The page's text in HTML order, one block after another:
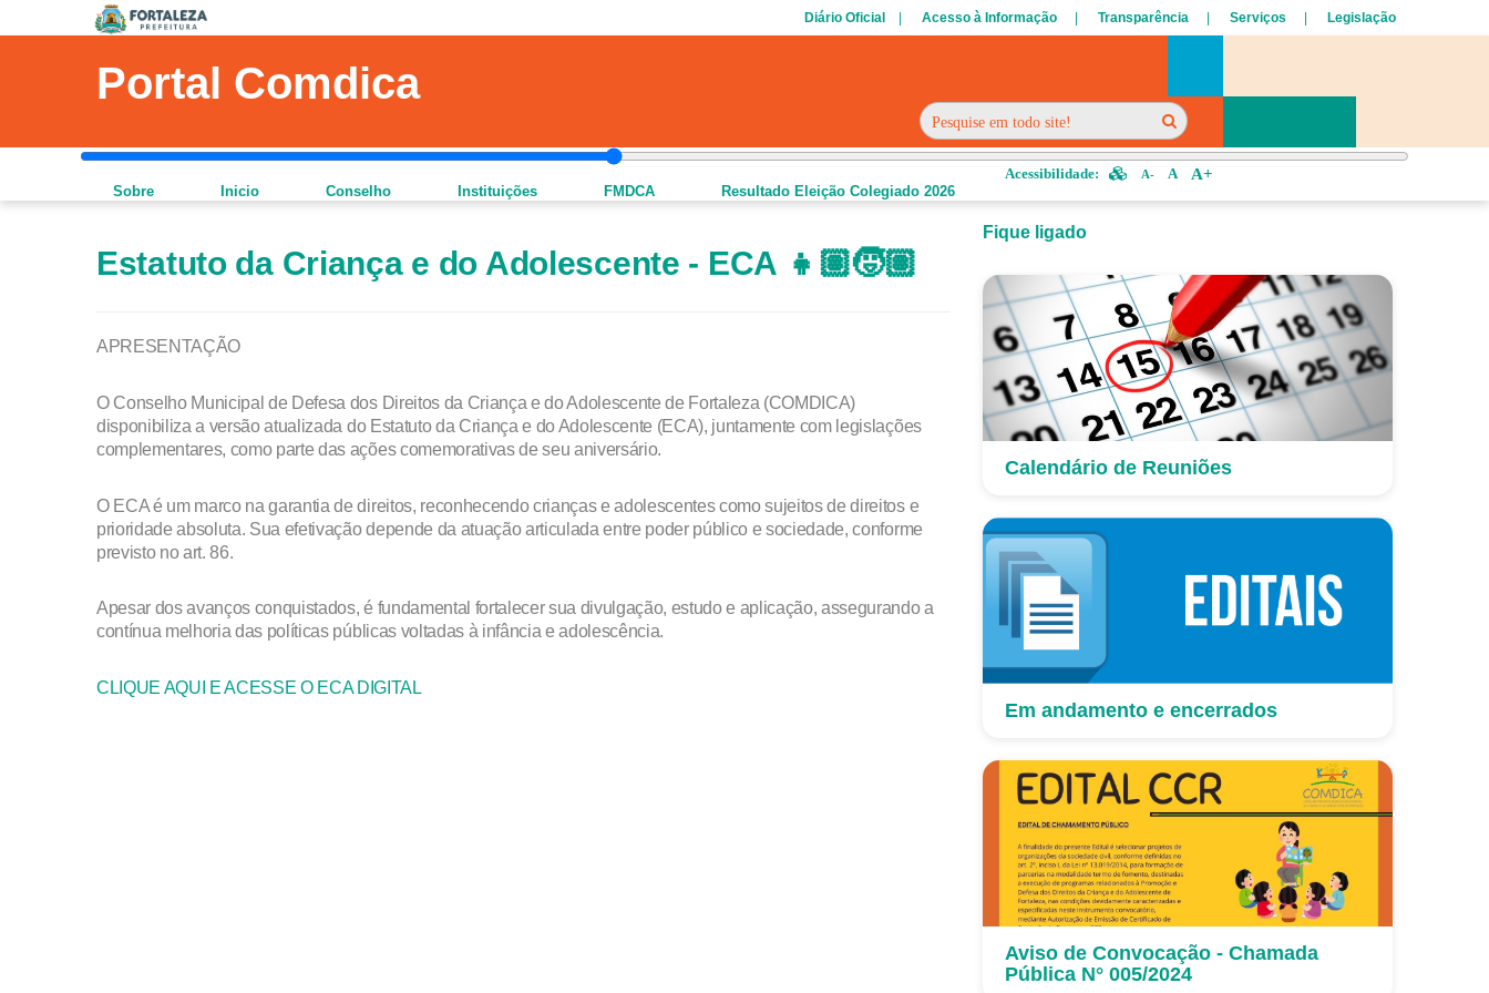
Diário Oficial Acesso à Informação Transparência Serviços Legislação
Portal Comdica
Acessibilidade: A- A A+
Sobre Inicio Conselho Instituições FMDCA Resultado Eleição Colegiado 2026
Estatuto da Criança e do Adolescente - ECA 👧🏽🧒🏽
APRESENTAÇÃO
O Conselho Municipal de Defesa dos Direitos da Criança e do Adolescente de Fortaleza (COMDICA)
disponibiliza a versão atualizada do Estatuto da Criança e do Adolescente (ECA), juntamente com legislações
complementares, como parte das ações comemorativas de seu aniversário.
O ECA é um marco na garantia de direitos, reconhecendo crianças e adolescentes como sujeitos de direitos e
prioridade absoluta. Sua efetivação depende da atuação articulada entre poder público e sociedade, conforme
previsto no art. 86.
Apesar dos avanços conquistados, é fundamental fortalecer sua divulgação, estudo e aplicação, assegurando a
contínua melhoria das políticas públicas voltadas à infância e adolescência.
CLIQUE AQUI E ACESSE O ECA DIGITAL
Fique ligado
Calendário de Reuniões
Em andamento e encerrados
Aviso de Convocação - Chamada
Pública N° 005/2024